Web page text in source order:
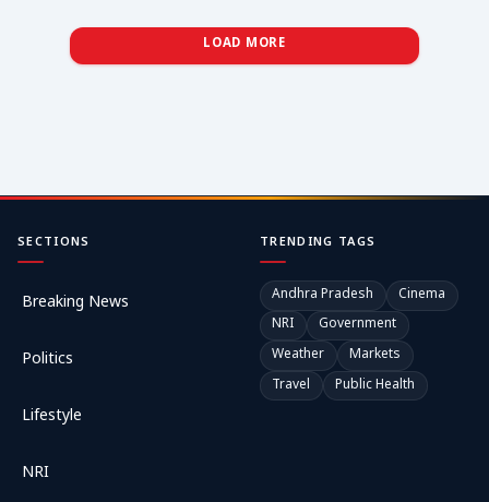
LOAD MORE
SECTIONS
Breaking News
Politics
Lifestyle
NRI
TRENDING TAGS
Andhra Pradesh
Cinema
NRI
Government
Weather
Markets
Travel
Public Health